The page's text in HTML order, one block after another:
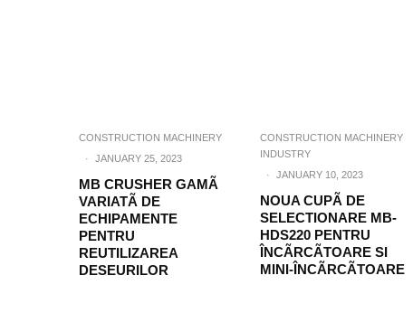
CONSTRUCTION MACHINERY
·
JANUARY 25, 2023
MB CRUSHER GAMÃ
VARIATÃ DE
ECHIPAMENTE
PENTRU
REUTILIZAREA
DESEURILOR
CONSTRUCTION MACHINERY
INDUSTRY
·
JANUARY 10, 2023
NOUA CUPÃ DE
SELECTIONARE MB-
HDS220 PENTRU
ÎNCÃRCÃTOARE SI
MINI-ÎNCÃRCÃTOARE